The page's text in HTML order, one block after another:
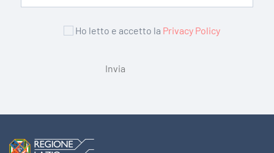
Ho letto e accetto la Privacy Policy